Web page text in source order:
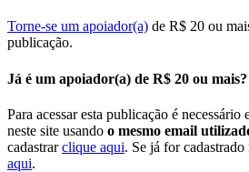
Torne-se um apoiador(a) de R$ 20 ou
publicação.
Já é um apoiador(a) de R$ 20 ou mais?
Para acessar esta publicação é necessário
neste site usando o mesmo email
cadastrarclique aqui. Se já for cadastrado
aqui.